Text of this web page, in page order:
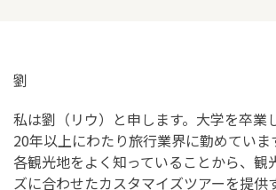
劉
私は劉（リウ）と申します。大学を卒業
20年以上にわたり旅行業界に勤めていま
各観光地をよく知っていることから、観
ズに合わせたカスタマイズツアーを提供